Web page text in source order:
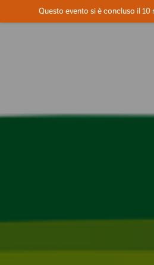
Dove
Questo evento si è concluso il 10